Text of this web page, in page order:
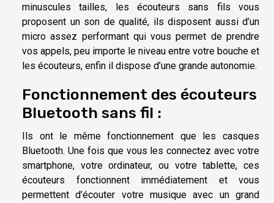
minuscules tailles, les écouteurs sans fils vous
proposent un son de qualité, ils disposent aussi d’un
micro assez performant qui vous permet de prendre
vos appels, peu importe le niveau entre votre bouche et
les écouteurs, enfin il dispose d’une grande autonomie.
Fonctionnement des écouteurs
Bluetooth sans fil :
Ils ont le même fonctionnement que les casques
Bluetooth. Une fois que vous les connectez avec votre
smartphone, votre ordinateur, ou votre tablette, ces
écouteurs fonctionnent immédiatement et vous
permettent d’écouter votre musique avec un grand